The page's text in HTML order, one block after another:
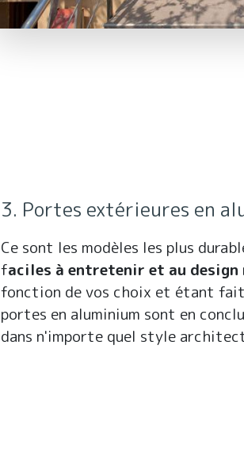
3. Portes extérieures en
Ce sont les modèles les plus
faciles à entretenir et au design
fonction de vos choix et étant
portes en aluminium sont en
dans n'importe quel style